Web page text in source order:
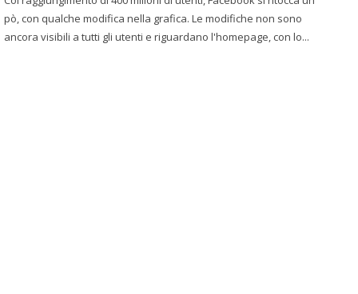
pò, con qualche modifica nella grafica. Le modifiche non sono
ancora visibili a tutti gli utenti e riguardano l'homepage, con lo...